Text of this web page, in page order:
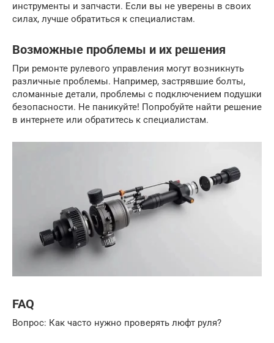
инструменты и запчасти. Если вы не уверены в своих
силах, лучше обратиться к специалистам.
Возможные проблемы и их решения
При ремонте рулевого управления могут возникнуть
различные проблемы. Например, застрявшие болты,
сломанные детали, проблемы с подключением подушки
безопасности. Не паникуйте! Попробуйте найти решение
в интернете или обратитесь к специалистам.
FAQ
Вопрос: Как часто нужно проверять люфт руля?